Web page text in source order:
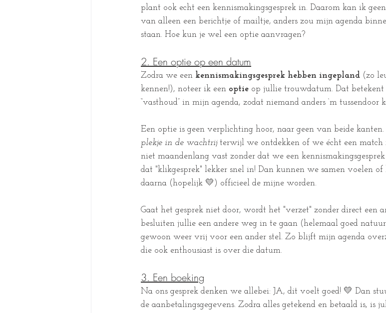
plant ook echt een kennismakingsgesprek in. Daarom kan ik
van alleen een berichtje of mailtje, anders zou mijn agenda
staan. Hoe kun je wel een optie aanvragen?
2. Een optie op een datum
Zodra we een kennismakingsgesprek hebben ingepland (zo
kennen!), noteer ik een optie op jullie trouwdatum. Dat
“vasthoud” in mijn agenda, zodat niemand anders ‘m tussendoor
Een optie is geen verplichting hoor, naar geen van beide kanten.
plekje in de wachtrij terwijl we ontdekken of we écht een
niet maandenlang vast zonder dat we een
dat "klikgesprek" lekker snel in! Dan kunnen we samen voelen
daarna (hopelijk 💛) officieel de mijne worden.
Gaat het gesprek niet door, wordt het "verzet" zonder direct een
besluiten jullie een andere weg in te gaan (helemaal goed
gewoon weer vrij voor een ander stel. Zo blijft mijn agenda
die ook enthousiast is over die datum.
3. Een boeking
Na ons gesprek denken we allebei: JA, dit voelt goed! 💛 Dan
de aanbetalingsgegevens. Zodra alles getekend en betaald is, is